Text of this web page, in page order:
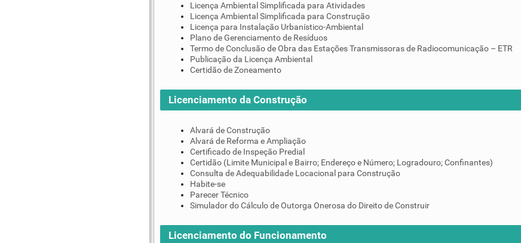
Licença Ambiental Simplificada para Atividades
Licença Ambiental Simplificada para Construção
Licença para Instalação Urbanístico-Ambiental
Plano de Gerenciamento de Resíduos
Termo de Conclusão de Obra das Estações Transmissoras de Radiocomunicação – ETR
Publicação da Licença Ambiental
Certidão de Zoneamento
Licenciamento da Construção
Alvará de Construção
Alvará de Reforma e Ampliação
Certificado de Inspeção Predial
Certidão (Limite Municipal e Bairro; Endereço e Número; Logradouro; Confinantes)
Consulta de Adequabilidade Locacional para Construção
Habite-se
Parecer Técnico
Simulador do Cálculo de Outorga Onerosa do Direito de Construir
Licenciamento do Funcionamento